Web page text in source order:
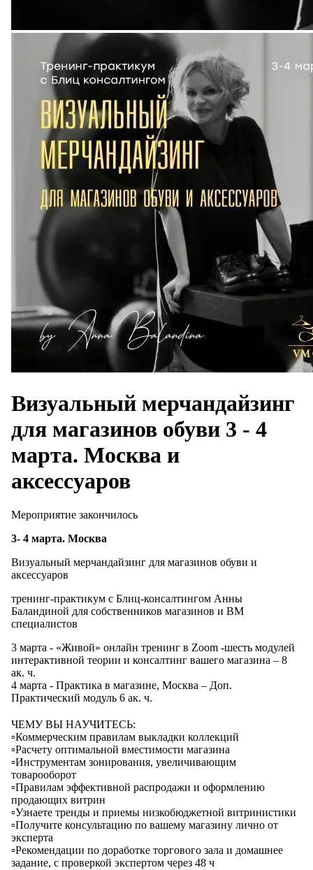
Визуальный мерчандайзинг
для магазинов обуви 3 - 4
марта. Москва и
аксессуаров
Мероприятие закончилось
3- 4 марта. Москва
Визуальный мерчандайзинг для магазинов обуви и
аксессуаров
тренинг-практикум с Блиц-консалтингом Анны
Баландиной для собственников магазинов и ВМ
специалистов
3 марта - «Живой» онлайн тренинг в Zoom -шесть модулей
интерактивной теории и консалтинг вашего магазина – 8
ак. ч.
4 марта - Практика в магазине, Москва – Доп.
Практический модуль 6 ак. ч.
ЧЕМУ ВЫ НАУЧИТЕСЬ:⠀
▫️Коммерческим правилам выкладки коллекций
▫️Расчету оптимальной вместимости магазина
▫️Инструментам зонирования, увеличивающим
товарооборот
▫️Правилам эффективной распродажи и оформлению
продающих витрин
▫️Узнаете тренды и приемы низкобюджетной витринистики
▫️Получите консультацию по вашему магазину лично от
эксперта
▫️Рекомендации по доработке торгового зала и домашнее
задание, с проверкой экспертом через 48 ч